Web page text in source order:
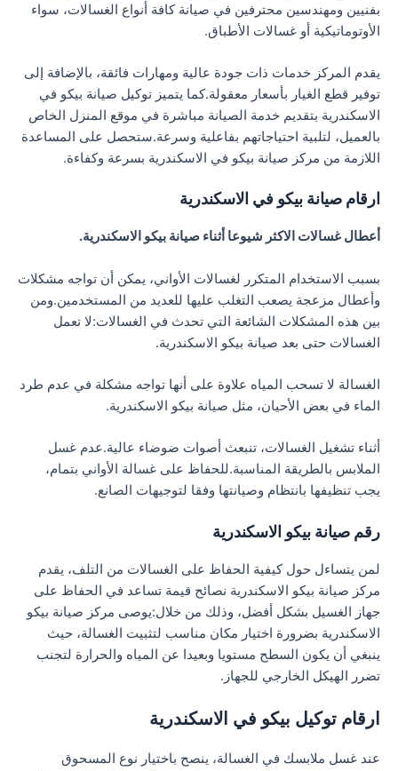
بفنيين ومهندسين محترفين في صيانة كافة أنواع الغسالات، سواء
الأوتوماتيكية أو غسالات الأطباق.
يقدم المركز خدمات ذات جودة عالية ومهارات فائقة، بالإضافة إلى
توفير قطع الغيار بأسعار معقولة.كما يتميز توكيل صيانة بيكو في
الاسكندرية بتقديم خدمة الصيانة مباشرة في موقع المنزل الخاص
بالعميل، لتلبية احتياجاتهم بفاعلية وسرعة.ستحصل على المساعدة
اللازمة من مركز صيانة بيكو في الاسكندرية بسرعة وكفاءة.
ارقام صيانة بيكو في الاسكندرية
أعطال غسالات الاكثر شيوعا أثناء صيانة بيكو الاسكندرية.
بسبب الاستخدام المتكرر لغسالات الأواني، يمكن أن تواجه مشكلات
وأعطال مزعجة يصعب التغلب عليها للعديد من المستخدمين.ومن
بين هذه المشكلات الشائعة التي تحدث في الغسالات:لا تعمل
الغسالات حتى بعد صيانة بيكو الاسكندرية.
الغسالة لا تسحب المياه علاوة على أنها تواجه مشكلة في عدم طرد
الماء في بعض الأحيان، مثل صيانة بيكو الاسكندرية.
أثناء تشغيل الغسالات، تنبعث أصوات ضوضاء عالية.عدم غسل
الملابس بالطريقة المناسبة.للحفاظ على غسالة الأواني بتمام،
يجب تنظيفها بانتظام وصيانتها وفقا لتوجيهات الصانع.
رقم صيانة بيكو الاسكندرية
لمن يتساءل حول كيفية الحفاظ على الغسالات من التلف، يقدم
مركز صيانة بيكو الاسكندرية نصائح قيمة تساعد في الحفاظ على
جهاز الغسيل بشكل أفضل، وذلك من خلال:يوصى مركز صيانة بيكو
الاسكندرية بضرورة اختيار مكان مناسب لتثبيت الغسالة، حيث
ينبغي أن يكون السطح مستويا وبعيدا عن المياه والحرارة لتجنب
تضرر الهيكل الخارجي للجهاز.
ارقام توكيل بيكو في الاسكندرية
عند غسل ملابسك في الغسالة، ينصح باختيار نوع المسحوق